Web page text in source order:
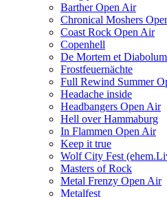
Barther Open Air
Chronical Moshers
Coast Rock Open Air
Copenhell
De Mortem et Diabolum
Frostfeuernächte
Full Rewind Summer
Headache inside
Headbangers Open Air
Hell over Hammaburg
In Flammen Open Air
Keep it true
Wolf City Fest
Masters of Rock
Metal Frenzy Open Air
Metalfest